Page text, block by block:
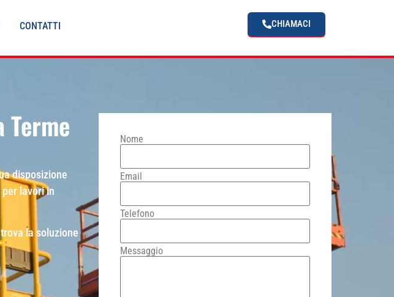
CONTATTI CHIAMACI
disposizione
lavori in
la soluzione
Nome
Email
Telefono
Messaggio